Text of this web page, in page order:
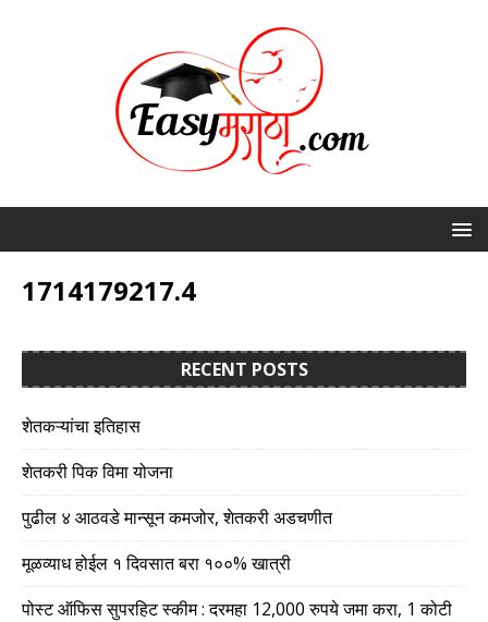
1714179217.4
RECENT POSTS
शेतकऱ्यांचा इतिहास
शेतकरी पिक विमा योजना
पुढील ४ आठवडे मान्सून कमजोर, शेतकरी अडचणीत
मूळव्याध होईल १ दिवसात बरा १००% खात्री
पोस्ट ऑफिस सुपरहिट स्कीम : दरमहा 12,000 रुपये जमा करा, 1 कोटी